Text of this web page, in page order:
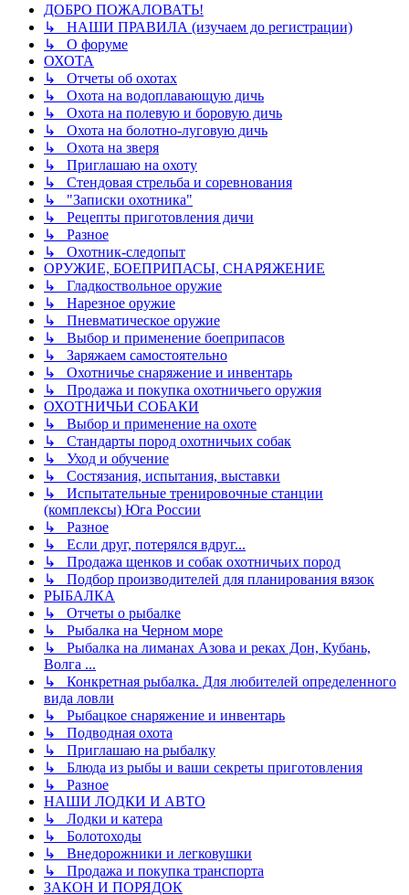
ДОБРО ПОЖАЛОВАТЬ!
↳ НАШИ ПРАВИЛА (изучаем до регистрации)
↳ О форуме
ОХОТА
↳ Отчеты об охотах
↳ Охота на водоплавающую дичь
↳ Охота на полевую и боровую дичь
↳ Охота на болотно-луговую дичь
↳ Охота на зверя
↳ Приглашаю на охоту
↳ Стендовая стрельба и соревнования
↳ "Записки охотника"
↳ Рецепты приготовления дичи
↳ Разное
↳ Охотник-следопыт
ОРУЖИЕ, БОЕПРИПАСЫ, СНАРЯЖЕНИЕ
↳ Гладкоствольное оружие
↳ Нарезное оружие
↳ Пневматическое оружие
↳ Выбор и применение боеприпасов
↳ Заряжаем самостоятельно
↳ Охотничье снаряжение и инвентарь
↳ Продажа и покупка охотничьего оружия
ОХОТНИЧЬИ СОБАКИ
↳ Выбор и применение на охоте
↳ Стандарты пород охотничьих собак
↳ Уход и обучение
↳ Состязания, испытания, выставки
↳ Испытательные тренировочные станции
(комплексы) Юга России
↳ Разное
↳ Если друг, потерялся вдруг...
↳ Продажа щенков и собак охотничьих пород
↳ Подбор производителей для планирования вязок
РЫБАЛКА
↳ Отчеты о рыбалке
↳ Рыбалка на Черном море
↳ Рыбалка на лиманах Азова и реках Дон, Кубань,
Волга ...
↳ Конкретная рыбалка. Для любителей определенного
вида ловли
↳ Рыбацкое снаряжение и инвентарь
↳ Подводная охота
↳ Приглашаю на рыбалку
↳ Блюда из рыбы и ваши секреты приготовления
↳ Разное
НАШИ ЛОДКИ И АВТО
↳ Лодки и катера
↳ Болотоходы
↳ Внедорожники и легковушки
↳ Продажа и покупка транспорта
ЗАКОН И ПОРЯДОК